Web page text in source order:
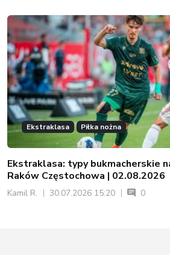
Ekstraklasa Piłka nożna
Ekstraklasa: typy bukmacherskie
Raków Częstochowa | 02.08.2026
Kamil R. 30.07.2026 15:20 0